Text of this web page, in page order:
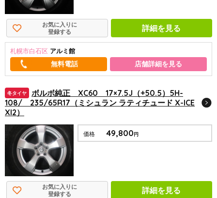
お気に入りに
登録する
詳細を見る
札幌市白石区 アルミ館
店舗詳細を見る
冬タイヤ
ボルボ純正 XC60 17×7.5J（+50.5）5H-
108/ 235/65R17（ミシュラン ラティチュード X-ICE
XI2）
価格 49,800 円
お気に入りに
登録する
詳細を見る